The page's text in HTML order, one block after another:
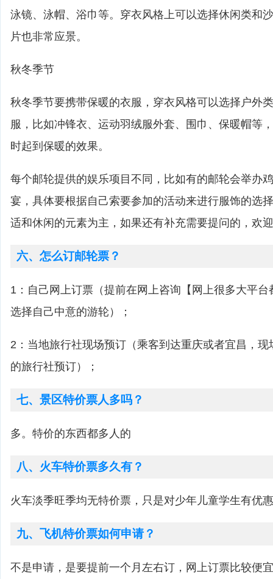
泳镜、泳帽、浴巾等。穿衣风格上可以选择休闲类和
片也非常应景。
秋冬季节
秋冬季节要携带保暖的衣服，穿衣风格可以选择户外
服，比如冲锋衣、运动羽绒服外套、围巾、保暖帽等
时起到保暖的效果。
每个邮轮提供的娱乐项目不同，比如有的邮轮会举办
宴，具体要根据自己索要参加的活动来进行服饰的选
适和休闲的元素为主，如果还有补充需要提问的，欢
六、怎么订邮轮票？
1：自己网上订票（提前在网上咨询【网上很多大平
选择自己中意的游轮）；
2：当地旅行社现场预订（乘客到达重庆或者宜昌，
的旅行社预订）；
七、景区特价票人多吗？
多。特价的东西都多人的
八、火车特价票多久有？
火车淡季旺季均无特价票，只是对少年儿童学生有优
九、飞机特价票如何申请？
不是申请，是要提前一个月左右订，网上订票比较便